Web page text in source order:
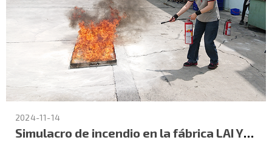
2024-11-14
Simulacro de incendio en la fábrica LAI YUE 2024